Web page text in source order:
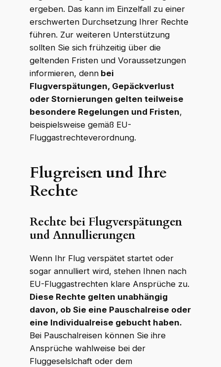
ergeben. Das kann im Einzelfall zu einer
erschwerten Durchsetzung Ihrer Rechte
führen. Zur weiteren Unterstützung
sollten Sie sich frühzeitig über die
geltenden Fristen und Voraussetzungen
informieren, dennbei
Flugverspätungen, Gepäckverlust
oder Stornierungen gelten teilweise
besondere Regelungen und Fristen,
beispielsweise gemäß EU-
Fluggastrechteverordnung.
Flugreisen und Ihre
Rechte
Rechte bei Flugverspätungen
und Annullierungen
Wenn Ihr Flug verspätet startet oder
sogar annulliert wird, stehen Ihnen nach
EU-Fluggastrechten klare Ansprüche zu.
Diese Rechte gelten unabhängig
davon, ob Sie eine Pauschalreise oder
eine Individualreise gebucht haben.
Bei Pauschalreisen können Sie ihre
Ansprüche wahlweise bei der
Fluggeselslchaft oder dem